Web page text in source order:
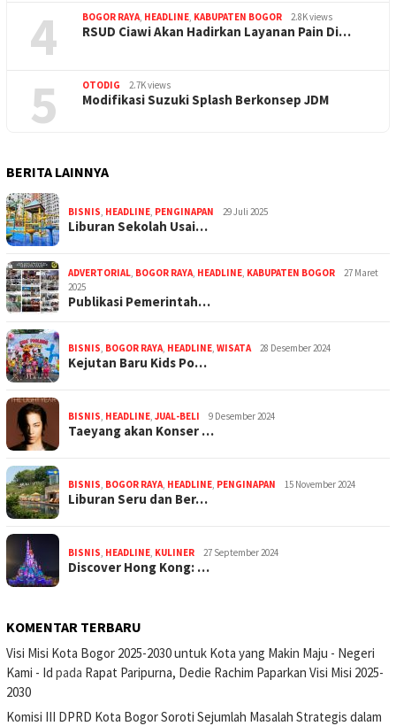
4
BOGOR RAYA HEADLINE KABUPATEN BOGOR 2.8K views
RSUD Ciawi Akan Hadirkan Layanan Pain Di…
5 OTODIG 2.7K views
Modifikasi Suzuki Splash Berkonsep JDM
BERITA LAINNYA
BISNIS HEADLINE PENGINAPAN 29 Juli 2025
Liburan Sekolah Usai…
ADVERTORIAL BOGOR RAYA HEADLINE KABUPATEN BOGOR
27 Maret
2025
Publikasi Pemerintah…
BISNIS BOGOR RAYA HEADLINE WISATA 28 Desember 2024
Kejutan Baru Kids Po…
BISNIS HEADLINE JUAL-BELI 9 Desember 2024
Taeyang akan Konser …
BISNIS BOGOR RAYA HEADLINE PENGINAPAN 15 November 2024
Liburan Seru dan Ber…
BISNIS HEADLINE KULINER 27 September 2024
Discover Hong Kong: …
KOMENTAR TERBARU
Visi Misi Kota Bogor 2025-2030 untuk Kota yang Makin Maju - Negeri
Kami - Id pada Rapat Paripurna, Dedie Rachim Paparkan Visi Misi 2025-
2030
Komisi III DPRD Kota Bogor Soroti Sejumlah Masalah Strategis dalam